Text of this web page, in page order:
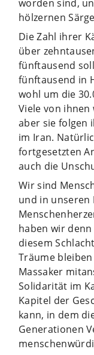
worden sind,
hölzernen
Die Zahl ihrer
über
fünftausend
fünftausend in
wohl um die
Viele von
aber sie folgen
im Iran.
fortgesetzten
auch die
Wir sind
und in unseren
haben wir
diesem
Träume
Massaker
Solidarität im
Kapitel der
kann, in dem
Generationen